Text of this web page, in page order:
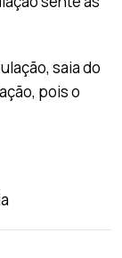
saia do
pois o